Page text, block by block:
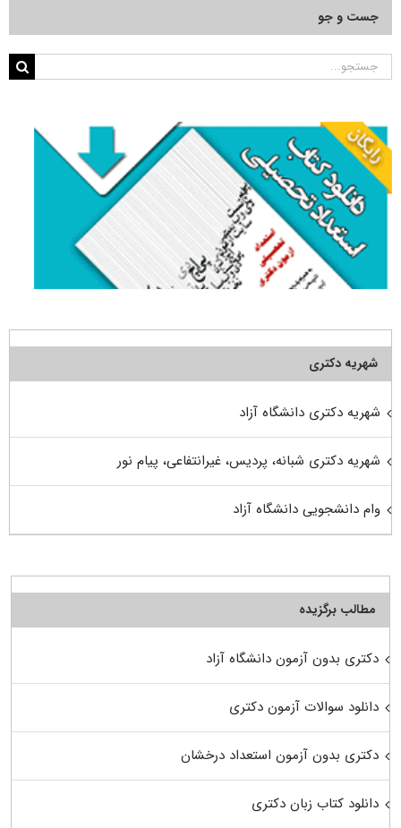
جست و جو
جستجو
شهریه دکتری
شهریه دکتری دانشگاه آزاد
شهریه دکتری شبانه، پردیس، غیرانتفاعی، پیام نور
وام دانشجویی دانشگاه آزاد
مطالب برگزیده
دکتری بدون آزمون دانشگاه آزاد
دانلود سوالات آزمون دکتری
دکتری بدون آزمون استعداد درخشان
دانلود کتاب زبان دکتری